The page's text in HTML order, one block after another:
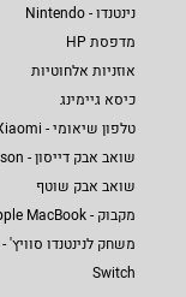
נינטנדו - Nintendo
מדפסת HP
אוזניות אלחוטיות
כיסא גיימינג
טלפון שיאומי - Xiaomi
שואב אבק דייסון - Dyson
שואב אבק שוטף
מקבוק - Apple MacBook
Switch